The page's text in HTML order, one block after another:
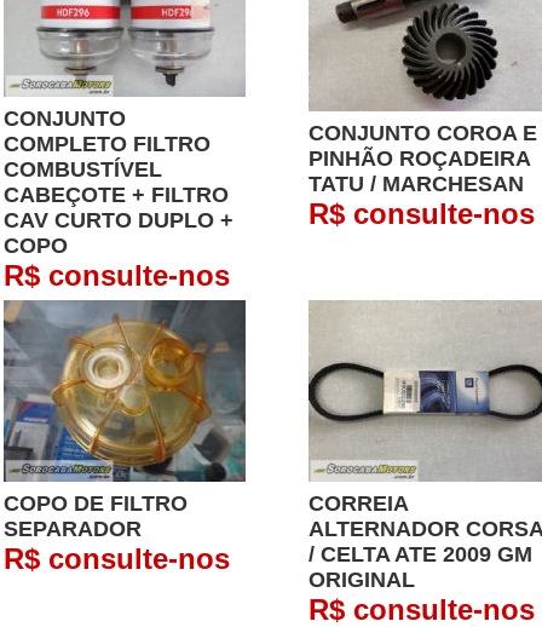
CONJUNTO
COMPLETO FILTRO
COMBUSTÍVEL
CABEÇOTE + FILTRO
CAV CURTO DUPLO +
COPO
R$ consulte-nos
CONJUNTO COROA E
PINHÃO ROÇADEIRA
TATU / MARCHESAN
R$ consulte-nos
COPO DE FILTRO
SEPARADOR
R$ consulte-nos
CORREIA
ALTERNADOR CORSA
/ CELTA ATE 2009 GM
ORIGINAL
R$ consulte-nos